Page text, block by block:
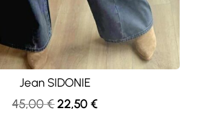
Jean SIDONIE
45,00€Le
22,50€Le